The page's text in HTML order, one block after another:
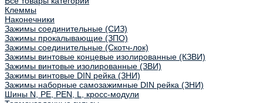
Клеммы
Наконечники
Зажимы соединительные (СИЗ)
Зажимы прокалывающие (ЗПО)
Зажимы соединительные (Скотч-лок)
Зажимы винтовые концевые изолированные (КЗВИ)
Зажимы винтовые изолированные (ЗВИ)
Зажимы винтовые DIN рейка (ЗНИ)
Зажимы наборные самозажимные DIN рейка (ЗНИ)
Шины N, PE, PEN, L, кросс-модули